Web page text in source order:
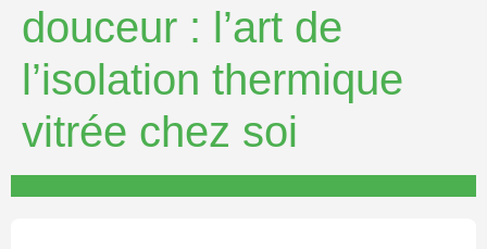
douceur : l’art de
l’isolation thermique
vitrée chez soi